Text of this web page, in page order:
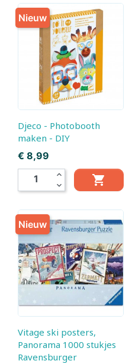
Djeco - Photobooth
maken - DIY
Prijs
€ 8,99
expand_less
expand_more

Nieuw
Vitage ski posters,
Panorama 1000 stukjes
Ravensburger
Nieuw